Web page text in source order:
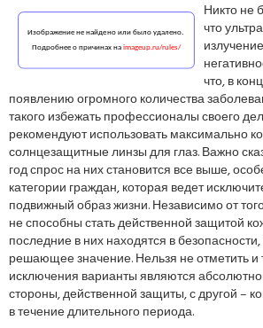
Никто не
что
что, в
появлению огромного количества
такого избежать профессионалы своего
рекомендуют использовать максимально
солнцезащитные линзы для глаз. Важно
год спрос на них становится все выше,
категории граждан, которая ведет
подвижный образ жизни. Независимо от
не способны стать действенной защитой
последние в них находятся в
решающее значение. Нельзя не отметить и
исключения варианты являются
стороны, действенной защиты, с другой –
в течение длительного периода.